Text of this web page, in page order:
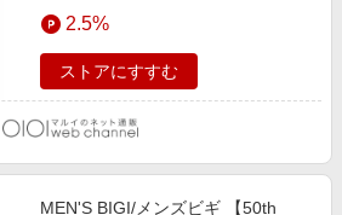
2.5%
ストアにすすむ
MEN'S BIGI/メンズビギ 【50th